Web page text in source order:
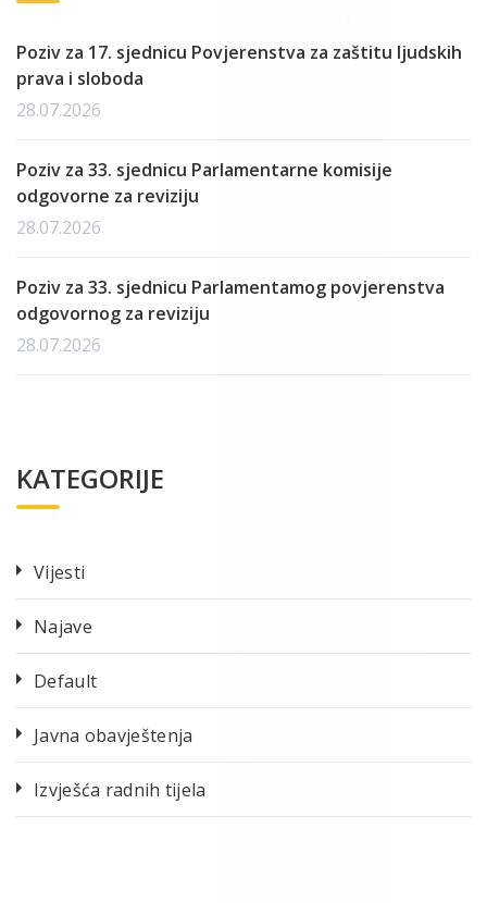
Poziv za 17. sjednicu Povjerenstva za zaštitu ljudskih
prava i sloboda
28.07.2026
Poziv za 33. sjednicu Parlamentarne komisije
odgovorne za reviziju
28.07.2026
Poziv za 33. sjednicu Parlamentamog povjerenstva
odgovornog za reviziju
28.07.2026
KATEGORIJE
Vijesti
Najave
Default
Javna obavještenja
Izvješća radnih tijela